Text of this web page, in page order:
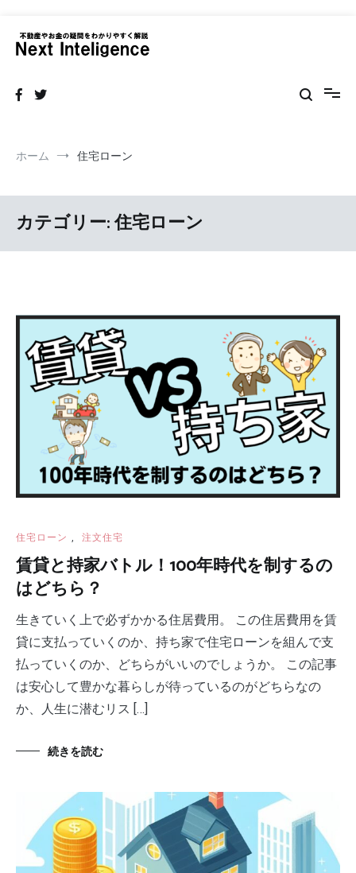
ホーム 住宅ローン
カテゴリー:住宅ローン
住宅ローン , 注文住宅
賃貸と持家バトル！100年時代を制するの
はどちら？
生きていく上で必ずかかる住居費用。 この住居費用を賃
貸に支払っていくのか、持ち家で住宅ローンを組んで支
払っていくのか、どちらがいいのでしょうか。 この記事
は安心して豊かな暮らしが待っているのがどちらなの
か、人生に潜むリス […]
続きを読む